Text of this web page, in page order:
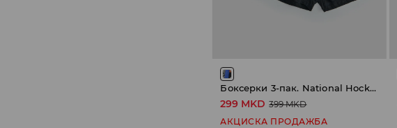
Боксерки 3-пак. National Hockey League
299 MKD 399 MKD
АКЦИСКА ПРОДАЖБА